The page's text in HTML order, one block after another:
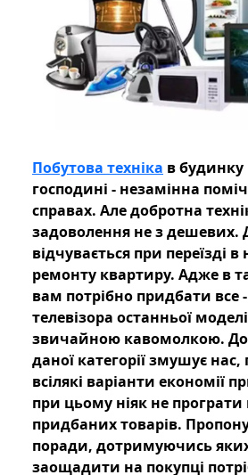
Побутова техніка в будинку
господині - незамінна
справах. Але добротна
задоволення не з дешевих.
відчувається при переїзді в
ремонту квартиру. Адже в
вам потрібно придбати
телевізора останньої
звичайною кавомолкою.
даної категорії змушує
всілякі варіанти економії
при цьому ніяк не програти
придбаних товарів.
поради, дотримуючись
заощадити на покупці